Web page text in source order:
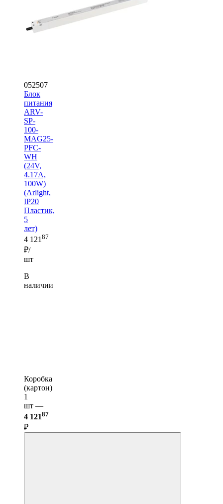
052507
Блок
питания
ARV-
SP-
100-
MAG25-
PFC-
WH
(24V,
4.17A,
100W)
(Arlight,
IP20
Пластик,
5
лет)
4 121 87
₽/
шт
В
наличии
Коробка
(картон)
1
шт —
4 12187
₽